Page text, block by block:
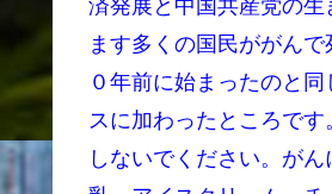
済発展と中国共産党の
ます多くの国民ががん
０年前に始まったのと
スに加わったところで
しないでください。が